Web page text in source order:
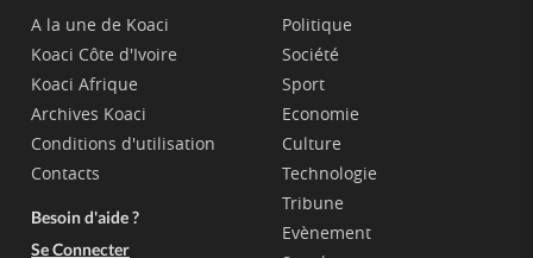
A la une de Koaci
Koaci Côte d'Ivoire
Koaci Afrique
Archives Koaci
Conditions d'utilisation
Contacts
Besoin d'aide ?
Se Connecter
Politique
Société
Sport
Economie
Culture
Technologie
Tribune
Evènement